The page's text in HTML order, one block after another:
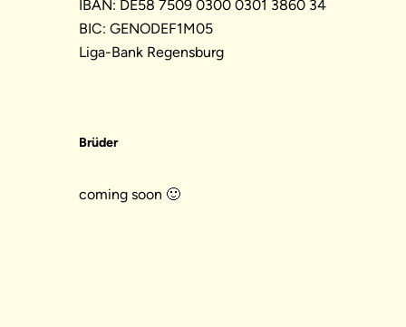
IBAN: DE58 7509 0300 0301 3860 34
BIC: GENODEF1M05
Liga-Bank Regensburg
Brüder
coming soon 🙂